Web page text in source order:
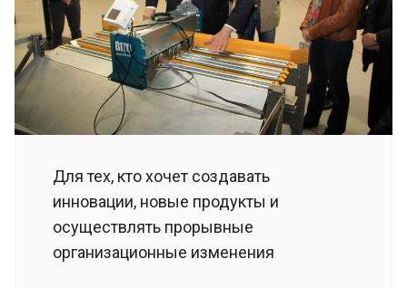
Для тех, кто хочет создавать
инновации, новые продукты и
осуществлять прорывные
организационные изменения